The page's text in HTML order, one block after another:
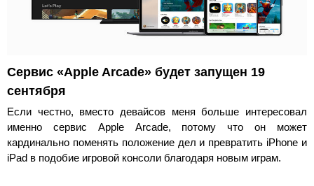
Сервис «Apple Arcade» будет запущен 19
сентября
Если честно, вместо девайсов меня больше интересовал
именно сервис Apple Arcade, потому что он может
кардинально поменять положение дел и превратить iPhone и
iPad в подобие игровой консоли благодаря новым играм.